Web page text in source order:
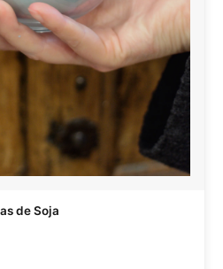
de Soja